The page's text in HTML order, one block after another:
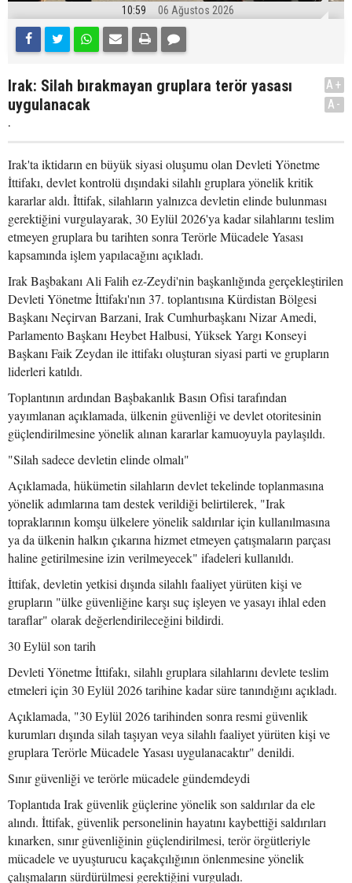
10:59 06 Ağustos 2026
Irak: Silah bırakmayan gruplara terör yasası
uygulanacak
.
A+
A-
Irak'ta iktidarın en büyük siyasi oluşumu olan Devleti Yönetme
İttifakı, devlet kontrolü dışındaki silahlı gruplara yönelik kritik
kararlar aldı. İttifak, silahların yalnızca devletin elinde bulunması
gerektiğini vurgulayarak, 30 Eylül 2026'ya kadar silahlarını teslim
etmeyen gruplara bu tarihten sonra Terörle Mücadele Yasası
kapsamında işlem yapılacağını açıkladı.
Irak Başbakanı Ali Falih ez-Zeydi'nin başkanlığında gerçekleştirilen
Devleti Yönetme İttifakı'nın 37. toplantısına Kürdistan Bölgesi
Başkanı Neçirvan Barzani, Irak Cumhurbaşkanı Nizar Amedi,
Parlamento Başkanı Heybet Halbusi, Yüksek Yargı Konseyi
Başkanı Faik Zeydan ile ittifakı oluşturan siyasi parti ve grupların
liderleri katıldı.
Toplantının ardından Başbakanlık Basın Ofisi tarafından
yayımlanan açıklamada, ülkenin güvenliği ve devlet otoritesinin
güçlendirilmesine yönelik alınan kararlar kamuoyuyla paylaşıldı.
"Silah sadece devletin elinde olmalı"
Açıklamada, hükümetin silahların devlet tekelinde toplanmasına
yönelik adımlarına tam destek verildiği belirtilerek, "Irak
topraklarının komşu ülkelere yönelik saldırılar için kullanılmasına
ya da ülkenin halkın çıkarına hizmet etmeyen çatışmaların parçası
haline getirilmesine izin verilmeyecek" ifadeleri kullanıldı.
İttifak, devletin yetkisi dışında silahlı faaliyet yürüten kişi ve
grupların "ülke güvenliğine karşı suç işleyen ve yasayı ihlal eden
taraflar" olarak değerlendirileceğini bildirdi.
30 Eylül son tarih
Devleti Yönetme İttifakı, silahlı gruplara silahlarını devlete teslim
etmeleri için 30 Eylül 2026 tarihine kadar süre tanındığını açıkladı.
Açıklamada, "30 Eylül 2026 tarihinden sonra resmi güvenlik
kurumları dışında silah taşıyan veya silahlı faaliyet yürüten kişi ve
gruplara Terörle Mücadele Yasası uygulanacaktır" denildi.
Sınır güvenliği ve terörle mücadele gündemdeydi
Toplantıda Irak güvenlik güçlerine yönelik son saldırılar da ele
alındı. İttifak, güvenlik personelinin hayatını kaybettiği saldırıları
kınarken, sınır güvenliğinin güçlendirilmesi, terör örgütleriyle
mücadele ve uyuşturucu kaçakçılığının önlenmesine yönelik
çalışmaların sürdürülmesi gerektiğini vurguladı.